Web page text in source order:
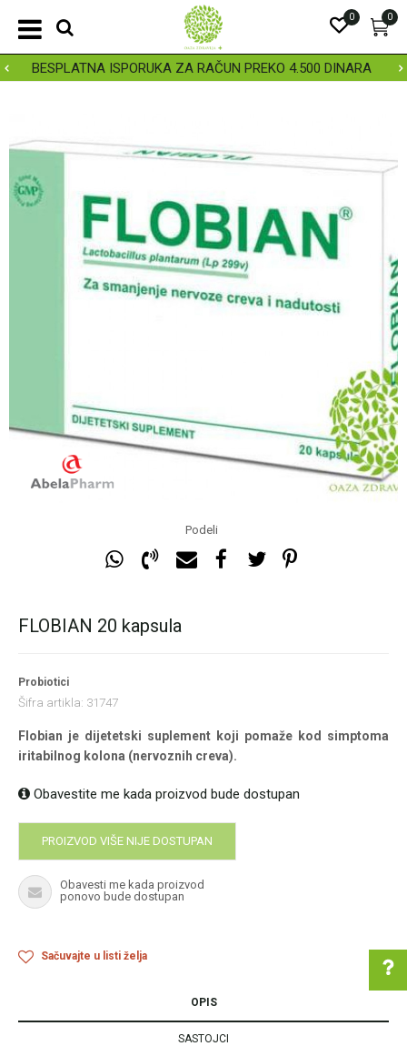
BESPLATNA ISPORUKA ZA RAČUN PREKO 4.500 DINARA
0
0
Podeli
FLOBIAN 20 kapsula
Probiotici
Šifra artikla: 31747
Flobian je dijetetski suplement koji pomaže kod simptoma
iritabilnog kolona (nervoznih creva).
Obavestite me kada proizvod bude dostupan
PROIZVOD VIŠE NIJE DOSTUPAN
Obavesti me kada proizvod
ponovo bude dostupan
Sačuvajte u listi želja
OPIS
SASTOJCI